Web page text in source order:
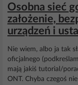
Osobna sieć
założenie,
urządzeń i
Nie wiem, albo ja tak
oficjalnego
mają jakiś tutorial/
ONT. Chyba czegoś